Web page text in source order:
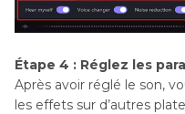
Étape 4 : Réglez les
Après avoir réglé le son,
les effets sur d’autres